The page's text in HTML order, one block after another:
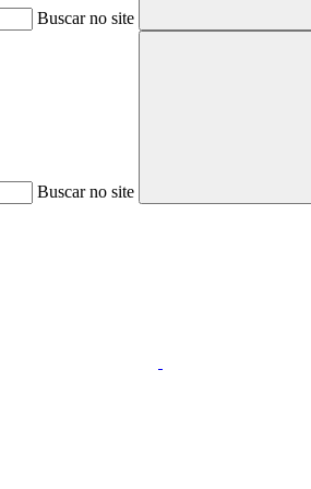
Buscar no site
Buscar no site